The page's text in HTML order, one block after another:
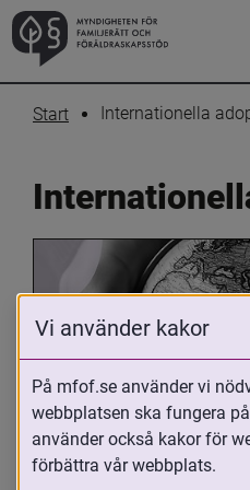
Start Internationella
Oavsett om du är
adoptivförälder eller
Vi använder kakor
På mfof.se använder vi
webbplatsen ska fungera
använder också kakor för
förbättra vår webbplats.